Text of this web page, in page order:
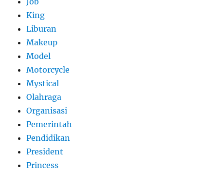
King
Liburan
Makeup
Model
Motorcycle
Mystical
Olahraga
Organisasi
Pemerintah
Pendidikan
President
Princess